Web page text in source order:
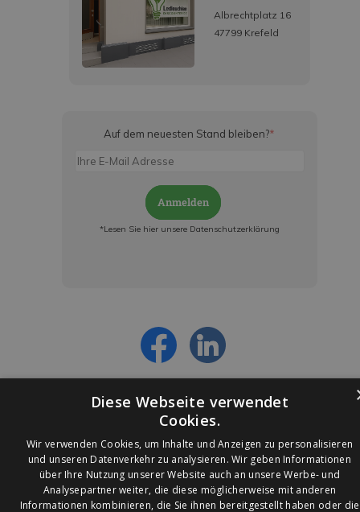
Albrechtplatz 16
47799 Krefeld
Auf dem neuesten Stand bleiben?*
Anmelden
*Lesen Sie hier unsere Datenschutzerklärung
© 2026 Ledleuchtendiscounter.de
Diese Webseite verwendet
Cookies.
Wir verwenden Cookies, um Inhalte und Anzeigen zu personalisieren
und unseren Datenverkehr zu analysieren. Wir geben Informationen
über Ihre Nutzung unserer Website auch an unsere Werbe- und
Analysepartner weiter, die diese möglicherweise mit anderen
Informationen kombinieren, die Sie ihnen bereitgestellt haben oder die